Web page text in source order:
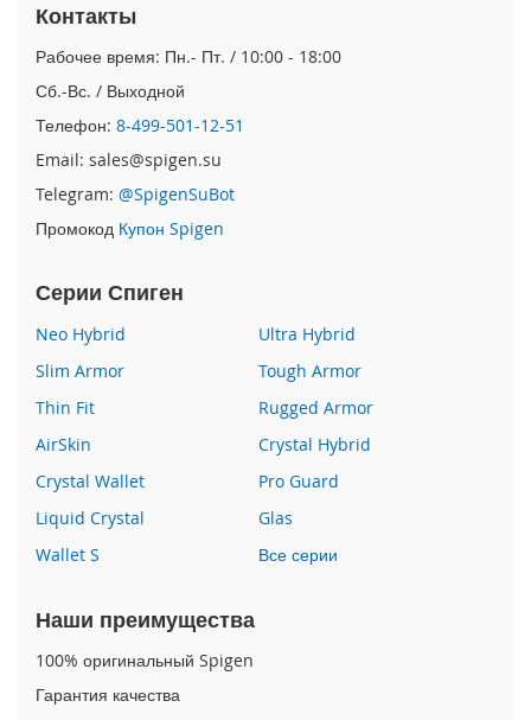
o
n
e
A
i
r
i
P
h
e
7
P
h
o
n
1
6
P
o
a
Контакты
Рабочее время: Пн.- Пт. / 10:00 - 18:00
Сб.-Вс. / Выходной
Телефон: 8-499-501-12-51
Email: sales@spigen.su
Telegram: @SpigenSuBot
Промокод Купон Spigen
Серии Спиген
Neo Hybrid
Ultra Hybrid
Slim Armor
Tough Armor
Thin Fit
Rugged Armor
AirSkin
Crystal Hybrid
Crystal Wallet
Pro Guard
Liquid Crystal
Glas
Wallet S
Все серии
Наши преимущества
100% оригинальный Spigen
Гарантия качества